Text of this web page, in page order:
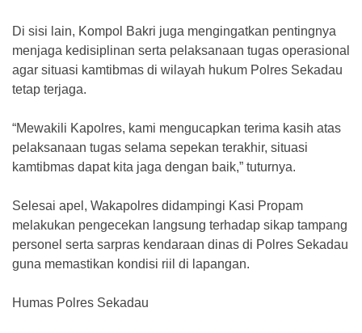
Di sisi lain, Kompol Bakri juga mengingatkan pentingnya
menjaga kedisiplinan serta pelaksanaan tugas operasional
agar situasi kamtibmas di wilayah hukum Polres Sekadau
tetap terjaga.
“Mewakili Kapolres, kami mengucapkan terima kasih atas
pelaksanaan tugas selama sepekan terakhir, situasi
kamtibmas dapat kita jaga dengan baik,” tuturnya.
Selesai apel, Wakapolres didampingi Kasi Propam
melakukan pengecekan langsung terhadap sikap tampang
personel serta sarpras kendaraan dinas di Polres Sekadau
guna memastikan kondisi riil di lapangan.
Humas Polres Sekadau